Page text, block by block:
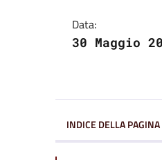
Data:
30 Maggio
INDICE DELLA PAGINA